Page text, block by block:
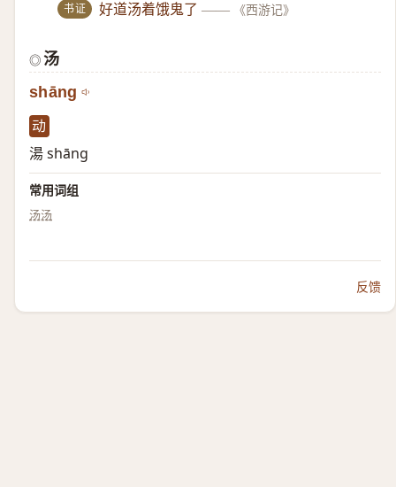
书证 好道汤着饿鬼了 —— 《西游记》
◎ 汤
shāng
动
湯 shāng
常用词组
汤汤
反馈